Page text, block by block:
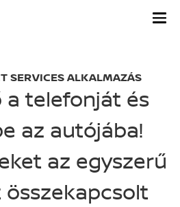
SERVICES ALKALMAZÁS
a telefonját és
az autójába!
az egyszerű
összekapcsolt